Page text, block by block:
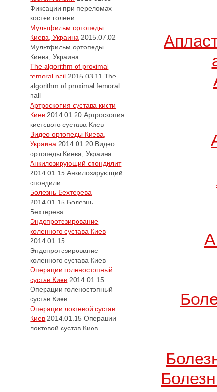
Фиксации при переломах
костей голени
Мультфильм ортопеды
Киева, Украина 2015.07.02
Мультфильм ортопеды
Киева, Украина
The algorithm of proximal
femoral nail 2015.03.11 The
algorithm of proximal femoral
nail
Артроскопия сустава кисти
Киев 2014.01.20 Артроскопия
кистевого сустава Киев
Видео ортопеды Киева,
Украина 2014.01.20 Видео
ортопеды Киева, Украина
Анкилозирующий спондилит
2014.01.15 Анкилозирующий
спондилит
Болезнь Бехтерева
2014.01.15 Болезнь
Бехтерева
Эндопротезирование
коленного сустава Киев
2014.01.15
Эндопротезирование
коленного сустава Киев
Операции голеностопный
сустав Киев 2014.01.15
Операции голеностопный
сустав Киев
Операции локтевой сустав
Киев 2014.01.15 Операции
локтевой сустав Киев